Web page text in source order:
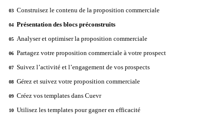
03 Construisez le contenu de la proposition commerciale
04 Présentation des blocs préconstruits
05 Analyser et optimiser la proposition commerciale
06 Partagez votre proposition commerciale à votre prospect
07 Suivez l’activité et l’engagement de vos prospects
08 Gérez et suivez votre proposition commerciale
09 Créez vos templates dans Cuevr
10 Utilisez les templates pour gagner en efficacité